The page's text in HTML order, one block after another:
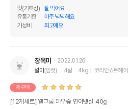
맛(기호성)
잘 먹어요
유통기한
아주 넉넉해요
가성비
최고에요
장옥미
2022.01.26
설이(암컷) 4살 4kg 코리안쇼트헤어
재구매
[12개세트] 웰그롬 미우숲 연어뱃살 40g